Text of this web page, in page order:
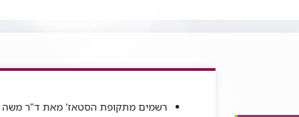
רשמים מתקופת הסטאז' מאת ד"ר משה